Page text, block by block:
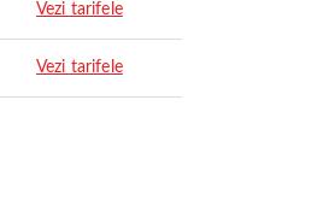
Vezi tarifele
Vezi tarifele